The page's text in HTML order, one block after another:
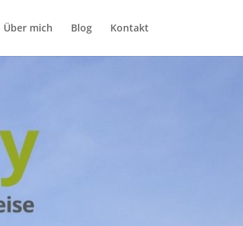
Über mich Blog Kontakt